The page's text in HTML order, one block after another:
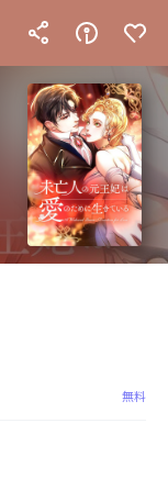
無料